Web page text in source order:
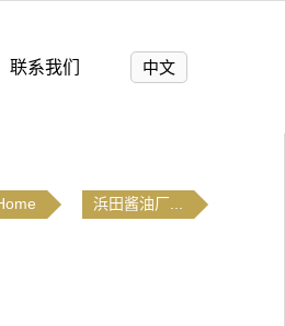
联系我们 中文
浜田酱油厂...